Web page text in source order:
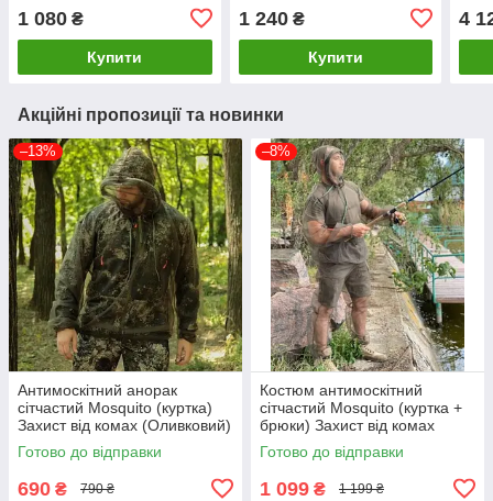
1 080 ₴
Купити
1 240₴
Купити
4
Акційні пропозиції та новинки
–13%
Антимоскітний анорак
сітчастий Mosquito (куртка)
Захист від комах (Оливковий)
Готово до відправки
690 ₴ 790 ₴
–8%
Костюм антимоскітний
сітчастий Mosquito (куртка +
брюки) Захист від комах
(Олівковий)
Готово до відправки
1 099 ₴ 1 199 ₴